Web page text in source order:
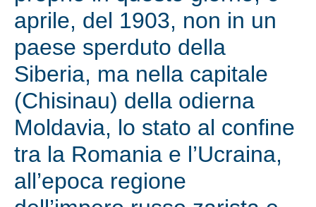
aprile, del 1903, non in un
paese sperduto della
Siberia, ma nella capitale
(Chisinau) della odierna
Moldavia, lo stato al confine
tra la Romania e l’Ucraina,
all’epoca regione